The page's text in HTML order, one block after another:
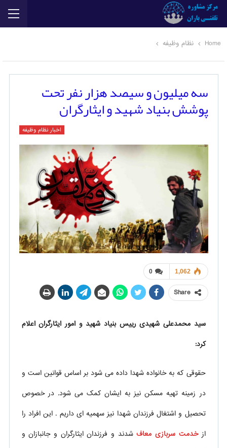
Home نظام وظیفه
سه میلیون و سیصد هزار نفر تحت
پوشش بنیاد شهید و ایثارگران
اخبار نظام وظیفه
0 1,062
Share
سید محمدعلی شهیدی رییس بنیاد شهید و امور ایثارگران اعلام
کرد:
حقوقی که به خانواده شهدا داده می شود بر اساس قوانین است و
در زمینه تهیه مسکن نیز به ایشان کمک می شود. در خصوص
تحصیل و اشتغال فرزندان شهدا نیز سهمیه ای داریم . این افراد را
از خدمت سربازی معافشدند و فرزندان ایثارگران و جانبازان و